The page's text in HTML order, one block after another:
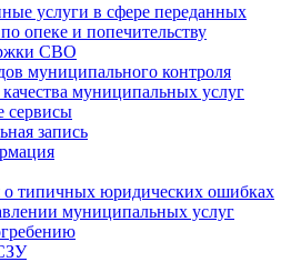
услуги в сфере переданных
опеке и попечительству
СВО
муниципального контроля
муниципальных услуг
сервисы
запись
типичных юридических ошибках
муниципальных услуг